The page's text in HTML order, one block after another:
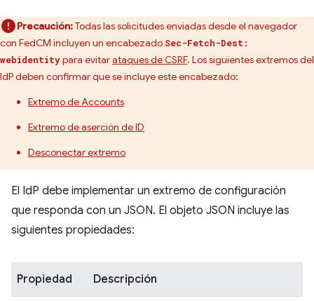
Precaución:Todas las solicitudes enviadas desde el navegador
con FedCM incluyen un encabezado Sec-Fetch-Dest:
webidentitypara evitarataques de CSRF. Los siguientes extremos del
IdP deben confirmar que se incluye este encabezado:
Extremo de Accounts
Extremo de aserción de ID
Desconectar extremo
El IdP debe implementar un extremo de configuración
que responda con un JSON. El objeto JSON incluye las
siguientes propiedades:
Propiedad Descripción